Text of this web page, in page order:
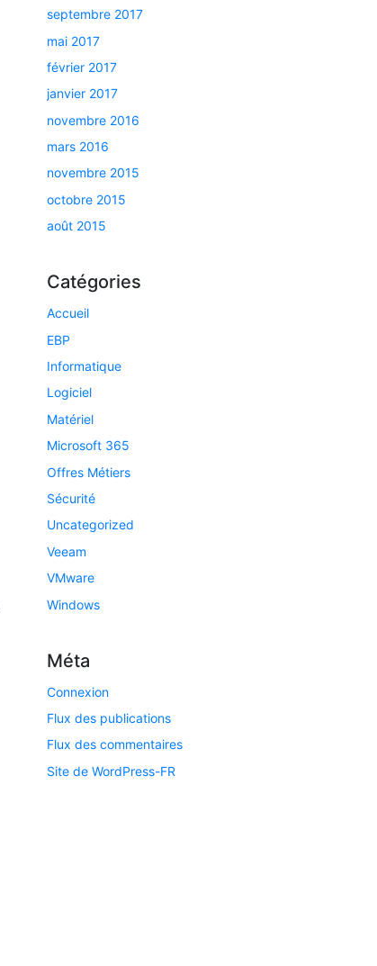
septembre 2017
mai 2017
février 2017
janvier 2017
novembre 2016
mars 2016
novembre 2015
octobre 2015
août 2015
Catégories
Accueil
EBP
Informatique
Logiciel
Matériel
Microsoft 365
Offres Métiers
Sécurité
Uncategorized
Veeam
VMware
Windows
Méta
Connexion
Flux des publications
Flux des commentaires
Site de WordPress-FR